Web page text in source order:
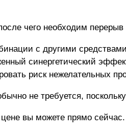
чего необходим
с другими
синергетический
риск нежелательных
не требуется,
вы можете прямо сейчас.